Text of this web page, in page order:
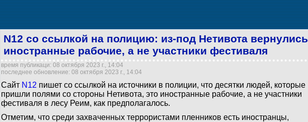
N12 со ссылкой на полицию: из-под Нетивота вернулись
иностранные рабочие, а не участники фестиваля
время публикаци: 08 октября 2023 г., 14:04
последнее обновление: 08 октября 2023 г., 14:04
Сайт N12 пишет со ссылкой на источники в полиции, что десятки людей, которые
пришли полями со стороны Нетивота, это иностранные рабочие, а не участники
фестиваля в лесу Реим, как предполагалось.
Отметим, что среди захваченных террористами пленников есть иностранцы,